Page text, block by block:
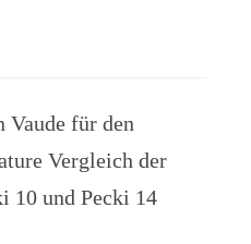
Vaude für den
Vergleich der
10 und Pecki 14